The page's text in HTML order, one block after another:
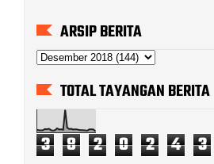
ARSIP BERITA
TOTAL TAYANGAN BERITA
3 8 2 0 2 4 3